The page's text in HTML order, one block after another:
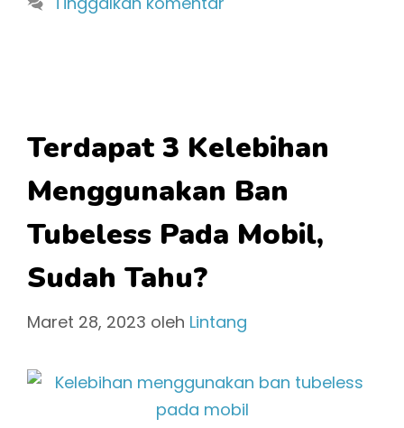
Terdapat 3 Kelebihan
Menggunakan Ban
Tubeless Pada Mobil,
Sudah Tahu?
Maret 28, 2023 oleh Lintang